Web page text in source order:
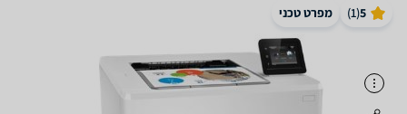
5
(
1
) מפרט טכני